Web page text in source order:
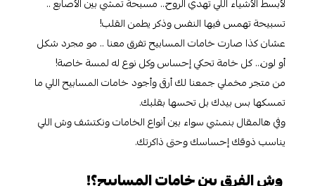
تسبيحة تهمس فيها النفس وذكر يطمن القلب!
عشان كذا صارت خامات المسابيح تفرق معنا .. مو مجرد شكل
أو لون… كل خامة تحكي إحساس وكل نوع له لمسة خاصة!
من متجر مخملي جمعنا لك أرقى وأجود خامات المسابيح اللي ما
تمسكها بس بيدك بل تحسها بقلبك.
وفي هالمقال بنمشي سواء بين أنواع الخامات ونكتشف وش اللي
يناسب ذوقك إحساسك وحتى ذاكرتك.
وش الفرق بين خامات المسابيح؟!